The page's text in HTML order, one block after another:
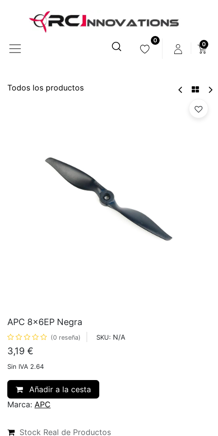
0
0
Todos los productos
APC 8x6EP Negra
(0 reseña) SKU: N/A
3,19 €
Sin IVA 2.64
Añadir a la cesta
Marca: APC
Stock Real de Productos